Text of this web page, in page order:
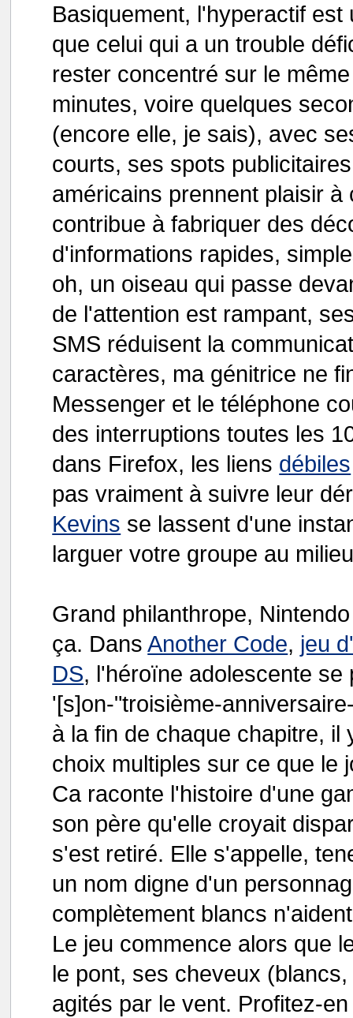
Basiquement, l'hyperactif
que celui qui a un trouble
rester concentré sur le
minutes, voire quelques
(encore elle, je sais), avec
courts, ses spots
américains prennent plaisir
contribue à fabriquer des
d'informations rapides,
oh, un oiseau qui passe
de l'attention est rampant,
SMS réduisent la
caractères, ma génitrice ne
Messenger et le téléphone
des interruptions toutes les
dans Firefox, les liens débiles
pas vraiment à suivre leur
Kevins se lassent d'une
larguer votre groupe au
Grand philanthrope,
ça. DansAnother Code, jeu
DS, l'héroïne adolescente
'[s]on-"troisième-
à la fin de chaque chapitre,
choix multiples sur ce que le
Ca raconte l'histoire d'une
son père qu'elle croyait
s'est retiré. Elle s'appelle,
un nom digne d'un
complètement blancs
Le jeu commence alors que
le pont, ses cheveux
agités par le vent. Profitez-